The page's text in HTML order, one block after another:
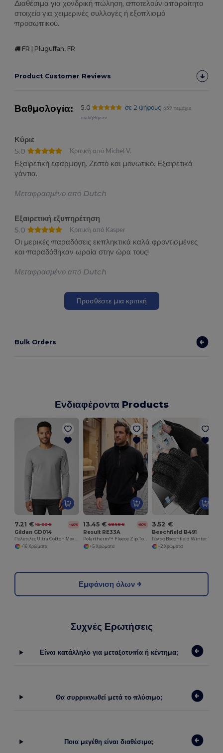
Διαθέσιμα για χονδρική πώληση, αποτελούν απαραίτητο
στοιχείο για χειμερινές συλλογές ή εξοπλισμό
προσωπικού.
FR | Pluguffan, FR
Product Customer Reviews
Βαθμολογία: 5.0 σε 2 ψήφους
659 τεμάχια
πωλήθηκαν
Κύριε
5.0
Κριτική από Michel V.
Εξαιρετική εφαρμογή. Ζεστό και μονωτικό. Εξαιρετικά
γάντια.
Μεταφρασμένο από Dutch
Εξαιρετική εξυπηρέτηση
5.0
Κριτική από Kasper
Οι μερικές παραδόσεις εκπληκτικά καλά φροντισμένες
και παραδόθηκαν ωραία στην ώρα τους!
Μεταφρασμένο από Dutch
Προσθέστε μια κριτική
Bulk Orders
Ενδιαφέροντα Products
7.21 € 12.00 € -40%
Gildan GD014
Πολυτελές Ultra Cotton Μακρυμάνικο T-Shirt για Ενήλικες
+16 Χρώματα
13.45 € 68.58 € -80%
Result RE33A
Polartherm™ Fleece Zip Top με Adjustable Hem
+5 Χρώματα
3.52 €
Beechfield B491
+2 Χρώματα
Εμφάνιση όλων
Συχνές Ερωτήσεις
Είναι κατάλληλο για μεταξοτυπία ή κέντημα;
Θα συρρικνωθεί μετά το πλύσιμο;
Ποια μεγέθη είναι διαθέσιμα;